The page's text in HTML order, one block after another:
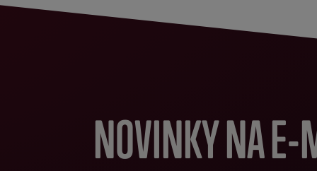
NOVINKY NA E-